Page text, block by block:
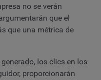
no se verán
que el
que una métrica de
los clics en los
proporcionarán